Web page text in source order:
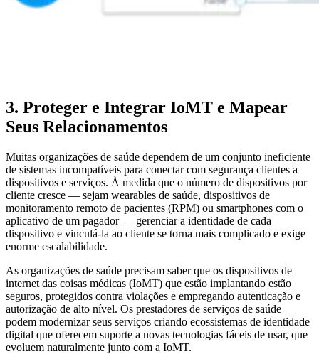
3. Proteger e Integrar IoMT e Mapear
Seus Relacionamentos
Muitas organizações de saúde dependem de um conjunto ineficiente
de sistemas incompatíveis para conectar com segurança clientes a
dispositivos e serviços. À medida que o número de dispositivos por
cliente cresce — sejam wearables de saúde, dispositivos de
monitoramento remoto de pacientes (RPM) ou smartphones com o
aplicativo de um pagador — gerenciar a identidade de cada
dispositivo e vinculá-la ao cliente se torna mais complicado e exige
enorme escalabilidade.
As organizações de saúde precisam saber que os dispositivos de
internet das coisas médicas (IoMT) que estão implantando estão
seguros, protegidos contra violações e empregando autenticação e
autorização de alto nível. Os prestadores de serviços de saúde
podem modernizar seus serviços criando ecossistemas de identidade
digital que oferecem suporte a novas tecnologias fáceis de usar, que
evoluem naturalmente junto com a IoMT.